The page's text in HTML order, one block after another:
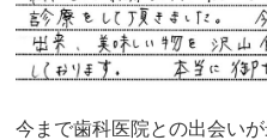
今まで歯科医院との出会い